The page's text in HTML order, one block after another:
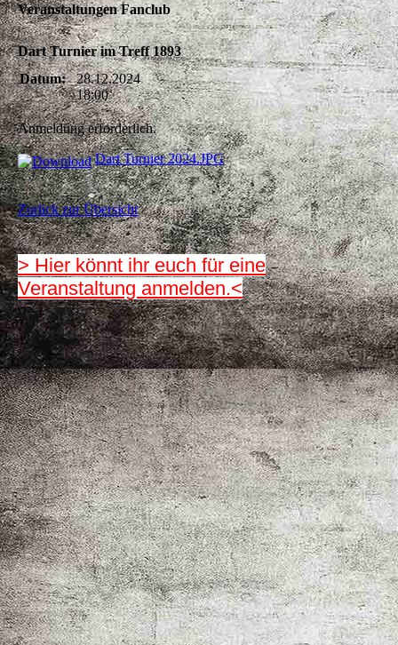
Veranstaltungen Fanclub
Dart Turnier im Treff 1893
Datum:
28.12.2024
18:00
Anmeldung erforderlich.
Dart Turnier 2024.JPG
Zurück zur Übersicht
> Hier könnt ihr euch für eine
Veranstaltung anmelden.<